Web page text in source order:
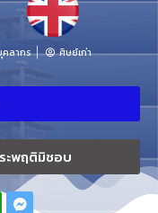
ลากร ศิษย์เก่า
ะพฤติมิชอบ